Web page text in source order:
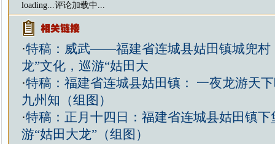
loading...评论加载中...
·特稿：威武——福建省连城县姑田镇城兜村
龙”文化，巡游“姑田大
·特稿：福建省连城县姑田镇： 一夜龙游天
九州知（组图）
·特稿：正月十四日：福建省连城县姑田镇下
游“姑田大龙”（组图）